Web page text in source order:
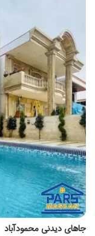
جا‌های دیدنی محمودآباد